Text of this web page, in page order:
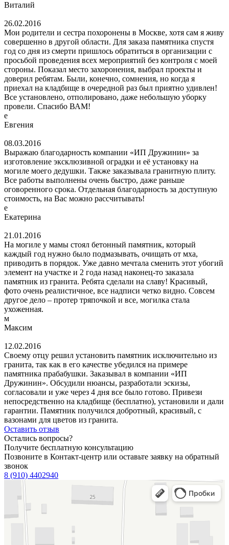
Виталий
26.02.2016
Мои родители и сестра похоронены в Москве, хотя сам я живу
совершенно в другой области. Для заказа памятника спустя
год со дня из смерти пришлось обратиться в организации с
просьбой проведения всех мероприятий без контроля с моей
стороны. Показал место захоронения, выбрал проекты и
доверил ребятам. Были, конечно, сомнения, но когда я
приехал на кладбище в очередной раз был приятно удивлен!
Все установлено, отполировано, даже небольшую уборку
провели. Спасибо ВАМ!
е
Евгения
08.03.2016
Выражаю благодарность компании «ИП Дружинин» за
изготовление эксклюзивной оградки и её установку на
могиле моего дедушки. Также заказывала гранитную плиту.
Все работы выполнены очень быстро, даже раньше
оговоренного срока. Отдельная благодарность за доступную
стоимость, на Вас можно рассчитывать!
е
Екатерина
21.01.2016
На могиле у мамы стоял бетонный памятник, который
каждый год нужно было подмазывать, очищать от мха,
приводить в порядок. Уже давно мечтала сменить этот убогий
элемент на участке и 2 года назад наконец-то заказала
памятник из гранита. Ребята сделали на славу! Красивый,
фото очень реалистичное, все надписи четко видно. Совсем
другое дело – протер тряпочкой и все, могилка стала
ухоженная.
м
Максим
12.02.2016
Своему отцу решил установить памятник исключительно из
гранита, так как в его качестве убедился на примере
памятника прабабушки. Заказывал в компании «ИП
Дружинин». Обсудили нюансы, разработали эскизы,
согласовали и уже через 4 дня все было готово. Привези
непосредственно на кладбище (бесплатно), установили и дали
гарантии. Памятник получился добротный, красивый, с
вазонами для цветов из гранита.
Оставить отзыв
Остались вопросы?
Получите бесплатную консультацию
Позвоните в Контакт-центр или оставьте заявку на обратный
звонок
8 (910) 4402940